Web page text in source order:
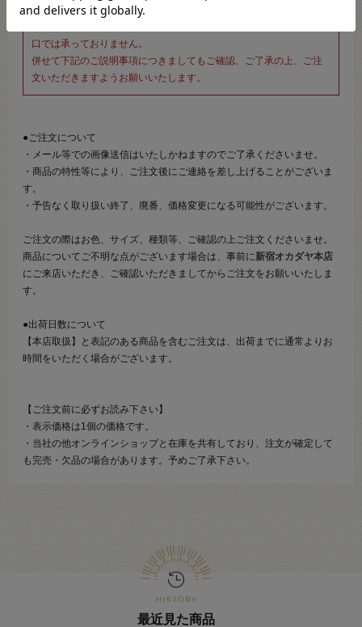
そのため、商品画像および詳細は記載しておりません。
口では承っておりません。
併せて下記のご説明事項につきましてもご確認、ご了承の上、ご注
文いただきますようお願いいたします。
●ご注文について
・メール等での画像送信はいたしかねますのでご了承くださいませ。
・商品の特性等により、ご注文後にご連絡を差し上げることがございま
す。
・予告なく取り扱い終了、廃番、価格変更になる可能性がございます。
ご注文の際はお色、サイズ、種類等、ご確認の上ご注文くださいませ。
商品についてご不明な点がございます場合は、事前に新宿オカダヤ本店
にご来店いただき、ご確認いただきましてからご注文をお願いいたしま
す。
●出荷日数について
【本店取扱】と表記のある商品を含むご注文は、出荷までに通常よりお
時間をいただく場合がございます。
【ご注文前に必ずお読み下さい】
・表示価格は1個の価格です。
・当社の他オンラインショップと在庫を共有しており、注文が確定して
も完売・欠品の場合があります。予めご了承下さい。
最近見た商品